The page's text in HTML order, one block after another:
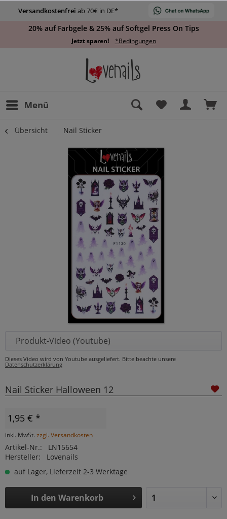
Versandkostenfrei ab 70€ in DE*
20% auf Farbgele & 25% auf Softgel Press On Tips
Jetzt sparen! *Bedingungen
Menü
Übersicht Nail Sticker
Produkt-Video (Youtube)
Dieses Video wird von Youtube ausgeliefert. Bitte beachte unsere
Datenschutzerklärung
Nail Sticker Halloween 12
1,95 € *
inkl. MwSt. zzgl. Versandkosten
Artikel-Nr.:
LN15654
Hersteller:
Lovenails
auf Lager, Lieferzeit 2-3 Werktage
In den Warenkorb